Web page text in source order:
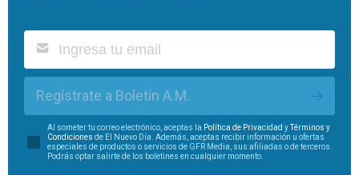
Regístrate a Boletín A.M.
Al someter tu correo electrónico, aceptas la Política de Privacidad yTérminos y
Condiciones de El Nuevo Día. Además, aceptas recibir información u ofertas
especiales de productos o servicios de GFR Media, sus afiliadas o de terceros.
Podrás optar salirte de los boletines en cualquier momento.